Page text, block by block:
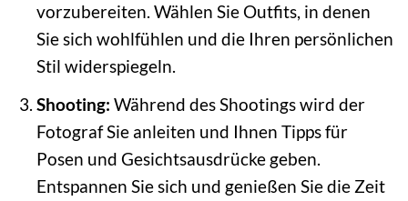
vorzubereiten. Wählen Sie Outfits, in denen
Sie sich wohlfühlen und die Ihren persönlichen
Stil widerspiegeln.
Shooting: Während des Shootings wird der
Fotograf Sie anleiten und Ihnen Tipps für
Posen und Gesichtsausdrücke geben.
Entspannen Sie sich und genießen Sie die Zeit